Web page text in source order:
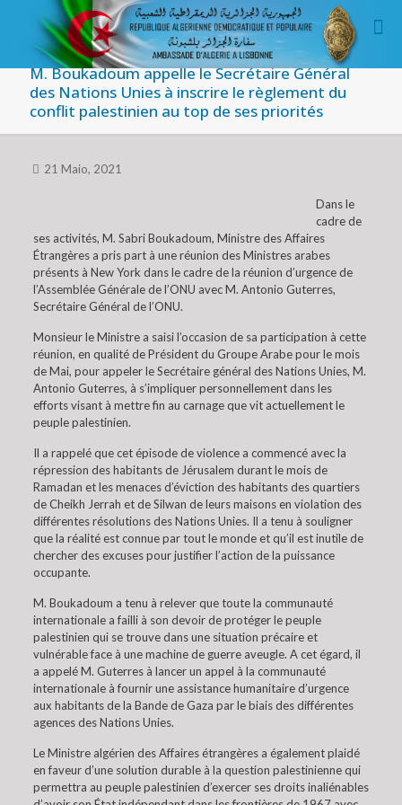
M. Boukadoum appelle le Secrétaire Général
des Nations Unies à inscrire le règlement du
conflit palestinien au top de ses priorités
21 Maio, 2021
Dans le
cadre de
ses activités, M. Sabri Boukadoum, Ministre des Affaires
Étrangères a pris part à une réunion des Ministres arabes
présents à New York dans le cadre de la réunion d’urgence de
l’Assemblée Générale de l’ONU avec M. Antonio Guterres,
Secrétaire Général de l’ONU.
Monsieur le Ministre a saisi l’occasion de sa participation à cette
réunion, en qualité de Président du Groupe Arabe pour le mois
de Mai, pour appeler le Secrétaire général des Nations Unies, M.
Antonio Guterres, à s’impliquer personnellement dans les
efforts visant à mettre fin au carnage que vit actuellement le
peuple palestinien.
Il a rappelé que cet épisode de violence a commencé avec la
répression des habitants de Jérusalem durant le mois de
Ramadan et les menaces d’éviction des habitants des quartiers
de Cheikh Jerrah et de Silwan de leurs maisons en violation des
différentes résolutions des Nations Unies. Il a tenu à souligner
que la réalité est connue par tout le monde et qu’il est inutile de
chercher des excuses pour justifier l’action de la puissance
occupante.
M. Boukadoum a tenu à relever que toute la communauté
internationale a failli à son devoir de protéger le peuple
palestinien qui se trouve dans une situation précaire et
vulnérable face à une machine de guerre aveugle. A cet égard, il
a appelé M. Guterres à lancer un appel à la communauté
internationale à fournir une assistance humanitaire d’urgence
aux habitants de la Bande de Gaza par le biais des différentes
agences des Nations Unies.
Le Ministre algérien des Affaires étrangères a également plaidé
en faveur d’une solution durable à la question palestinienne qui
permettra au peuple palestinien d’exercer ses droits inaliénables